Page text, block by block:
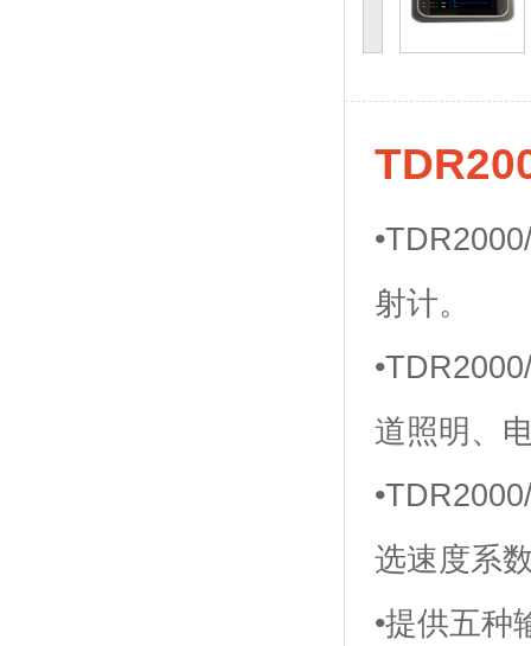
射计。
道照明、
选速度系
•提供五种